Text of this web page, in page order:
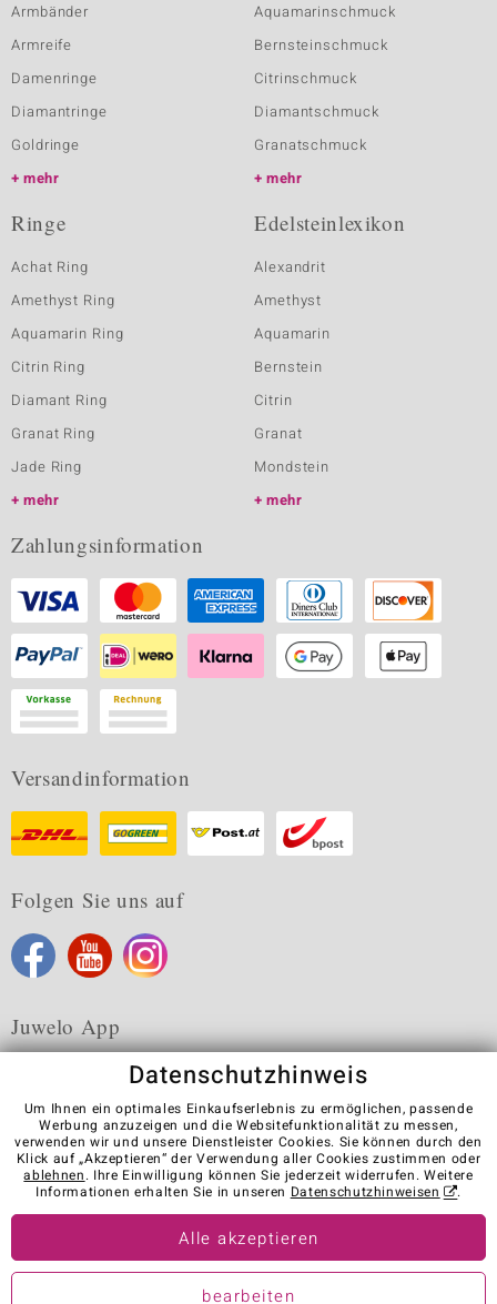
Armbänder
Armreife
Damenringe
Diamantringe
Goldringe
mehr
Aquamarinschmuck
Bernsteinschmuck
Citrinschmuck
Diamantschmuck
Granatschmuck
mehr
Ringe
Achat Ring
Amethyst Ring
Aquamarin Ring
Citrin Ring
Diamant Ring
Granat Ring
Jade Ring
mehr
Edelsteinlexikon
Alexandrit
Amethyst
Aquamarin
Bernstein
Citrin
Granat
Mondstein
mehr
Zahlungsinformation
Versandinformation
Folgen Sie uns auf
Juwelo App
Karriere AGB Datenschutz Cookies
Impressum
Kontakt
Vertrag widerrufen
Visit our stores in other countries:
© Juwelo Deutschland GmbH (ein Tochterunternehmen der elumeo
Datenschutzhinweis
Um Ihnen ein optimales Einkaufserlebnis zu ermöglichen, passende
Werbung anzuzeigen und die Websitefunktionalität zu messen,
verwenden wir und unsere Dienstleister Cookies. Sie können durch den
Klick auf „Akzeptieren“ der Verwendung aller Cookies zustimmen oder
ablehnen. Ihre Einwilligung können Sie jederzeit widerrufen. Weitere
Informationen erhalten Sie in unseren Datenschutzhinweisen .
Alle akzeptieren
bearbeiten